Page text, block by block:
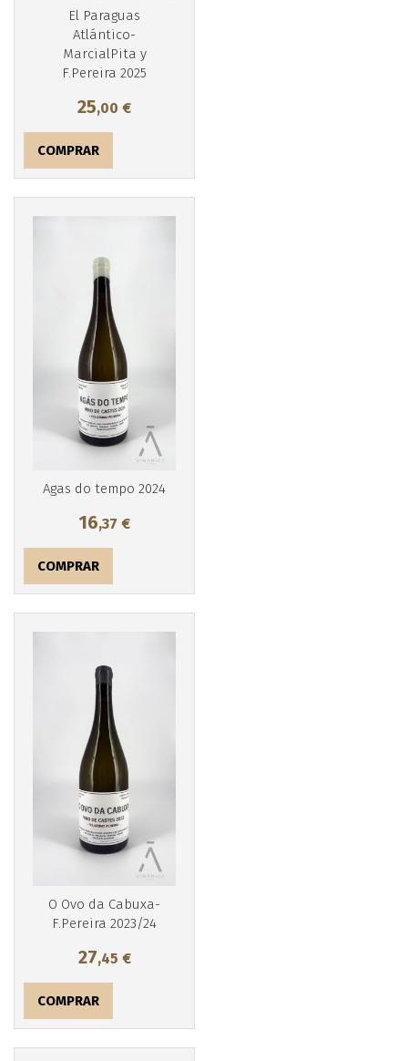
El Paraguas
Atlántico-
MarcialPita y
F.Pereira 2025
25,00 €
COMPRAR
Agas do tempo 2024
16,37 €
COMPRAR
O Ovo da Cabuxa-
F.Pereira 2023/24
27,45 €
COMPRAR
Más info